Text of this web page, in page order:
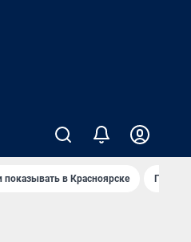
показывать в Красноярске Гриль-